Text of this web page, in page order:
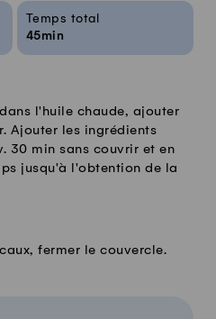
Temps total
45min
l'huile chaude, ajouter
Ajouter les ingrédients
30 min sans couvrir et en
jusqu'à l'obtention de la
fermer le couvercle.